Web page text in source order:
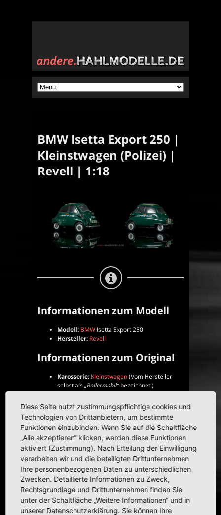
BMW Isetta Export 250 |
Kleinstwagen (Polizei) |
Revell | 1:18
Informationen zum Modell
Modell: BMW Isetta Export 250
Hersteller: Revell
Informationen zum Original
Karosserie: Kleinstwagen(Vom Hersteller
selbst als„Rollermobil“bezeichnet.)
Baujahr(e):1957–1962
Weitere Informationen zum Modell
Nummer:08911
Hauptfarbe: grün
Maßstab: 1:18
Bemerkung:Polizeiversion mit Blaulicht und
Decals, Tür des Modelles schließt mit den
Jahren nicht mehr korrekt, s. auchzivile
Version mit Wohnwagen
Zustand:mint
In Sammlung seit:
ca. 1995
Diese Seite nutzt zustimmungspflichtige cookies und
Technologien von Drittanbietern, um bestimmte
Funktionen einzubinden. Wenn Sie auf die Schaltfläche
„Alle akzeptieren“ klicken, werden diese Funktionen
aktiviert (Zustimmung). Nach Erteilung der Einwilligung
verarbeiten wir und die beteiligten Drittunternehmen
Ihre personenbezogenen Daten zu unterschiedlichen
Zwecken. Detaillierte Informationen zu Zweck,
Rechtsgrundlage und Drittunternehmen finden Sie
unter der Schaltfläche „Weitere Informationen“ und in
unserer Datenschutzerklärung. Sie können Ihre